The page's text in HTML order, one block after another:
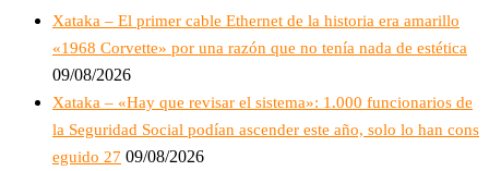
Xataka – El primer cable Ethernet de la historia era amarillo
«1968 Corvette» por una razón que no tenía nada de estética
09/08/2026
Xataka – «Hay que revisar el sistema»: 1.000 funcionarios de
la Seguridad Social podían ascender este año, solo lo han cons
eguido 27 09/08/2026